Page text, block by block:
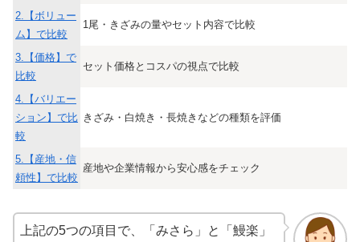
2.【ボリュー
ム】で比較
1尾・きざみの量やセット内容で比較
3.【価格】で
比較
セット価格とコスパの視点で比較
4.【バリエー
ション】で比
較
きざみ・白焼き・長焼きなどの種類を評価
5.【産地・信
頼性】で比較
産地や企業情報から安心感をチェック
上記の5つの項目で、「みさら」と「鰻楽」